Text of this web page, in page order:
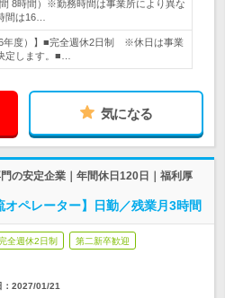
8時間）※勤務時間は事業所により異な
間は16…
年度）】■完全週休2日制 ※休日は事業
定します。■…
気になる
の安定企業｜年間休日120日｜福利厚
オペレーター】日勤／残業月3時間
全週休2日制 第二新卒歓迎
2027/01/21